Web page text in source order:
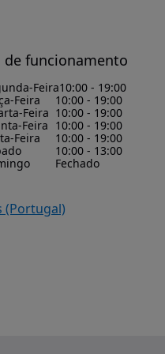
de funcionamento
Feira10:00 - 19:00
Feira
10:00 - 19:00
Feira 10:00 - 19:00
Feira 10:00 - 19:00
Feira
10:00 - 19:00
10:00 - 13:00
Fechado
(Portugal)